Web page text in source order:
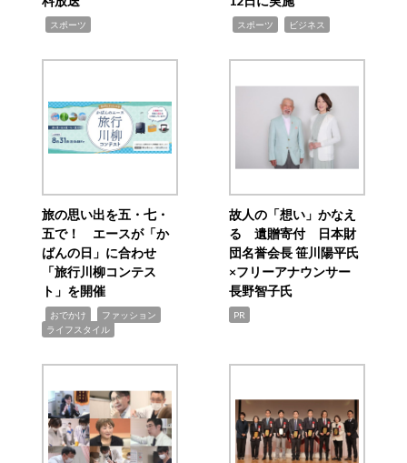
スポーツ スポーツ ビジネス
旅の思い出を五・七・
五で！ エースが「か
ばんの日」に合わせ
「旅行川柳コンテス
ト」を開催
おでかけ ファッション
ライフスタイル
故人の「想い」かなえ
る 遺贈寄付 日本財
団名誉会長 笹川陽平氏
×フリーアナウンサー
長野智子氏
PR